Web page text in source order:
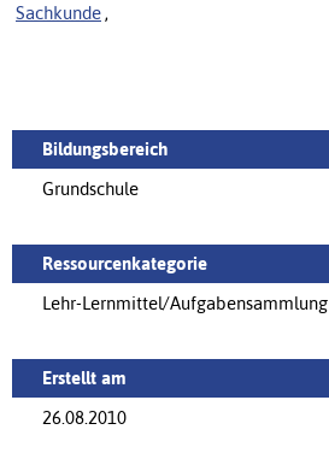
Sachkunde ,
Bildungsbereich
Grundschule
Ressourcenkategorie
Lehr-Lernmittel/Aufgabensammlung
Erstellt am
26.08.2010